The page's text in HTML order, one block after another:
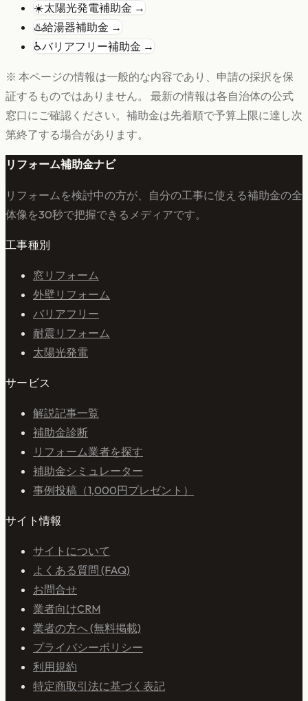
☀️太陽光発電補助金 →
♨️給湯器補助金 →
♿バリアフリー補助金 →
※ 本ページの情報は一般的な内容であり、申請の採択を保
証するものではありません。 最新の情報は各自治体の公式
窓口にご確認ください。補助金は先着順で予算上限に達し次
第終了する場合があります。
リフォーム補助金ナビ
リフォームを検討中の方が、自分の工事に使える補助金の全
体像を30秒で把握できるメディアです。
工事種別
窓リフォーム
外壁リフォーム
バリアフリー
耐震リフォーム
太陽光発電
サービス
解説記事一覧
補助金診断
リフォーム業者を探す
補助金シミュレーター
事例投稿（1,000円プレゼント）
サイト情報
サイトについて
よくある質問 (FAQ)
お問合せ
業者向けCRM
業者の方へ (無料掲載)
プライバシーポリシー
利用規約
特定商取引法に基づく表記